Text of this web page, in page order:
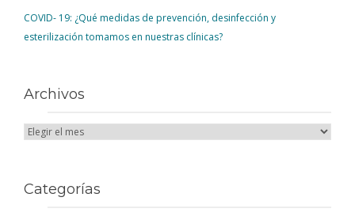
COVID- 19: ¿Qué medidas de prevención, desinfección y
esterilización tomamos en nuestras clínicas?
Archivos
Categorías